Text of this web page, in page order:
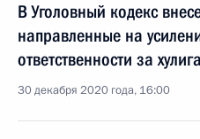
В Уголовный кодекс
направленные на
ответственности за
30 декабря 2020 года, 16:00